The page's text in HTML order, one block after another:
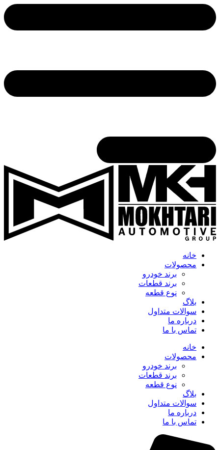
خانه
محصولات
برند خودرو
برند قطعات
نوع قطعه
بلاگ
سوالات متداول
درباره ما
تماس با ما
خانه
محصولات
برند خودرو
برند قطعات
نوع قطعه
بلاگ
سوالات متداول
درباره ما
تماس با ما